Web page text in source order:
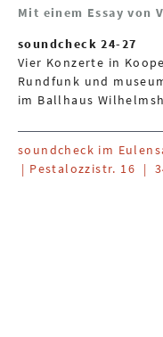
Mit einem Essay von
soundcheck 24-27
Vier Konzerte in
Rundfunk und
im Ballhaus
soundcheck im
| Pestalozzistr. 16 |